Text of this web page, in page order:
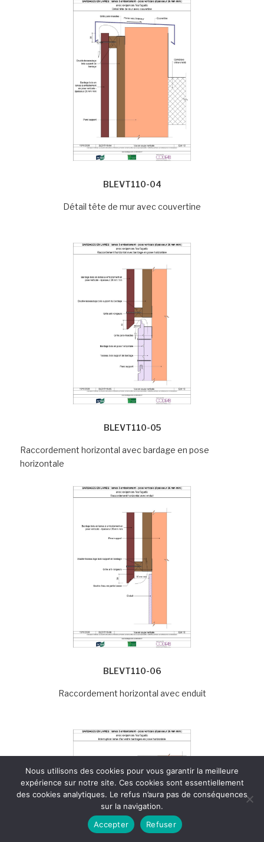
BLEVT110-04
Détail tête de mur avec couvertine
BLEVT110-05
Raccordement horizontal avec bardage en pose
horizontale
BLEVT110-06
Raccordement horizontal avec enduit
Nous utilisons des cookies pour vous garantir la meilleure
expérience sur notre site. Ces cookies sont essentiellement
des cookies analytiques. Le refus n’aura pas de conséquences
sur la navigation.
Accepter
Refuser